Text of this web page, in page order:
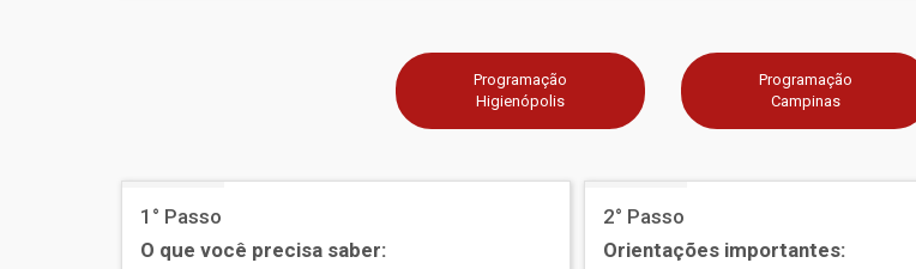
Programação
Higienópolis
Programação
Campinas
1° Passo
O que você precisa saber:
2° Passo
Orientações importantes: